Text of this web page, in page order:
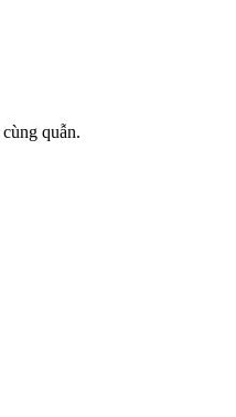
quẫn.